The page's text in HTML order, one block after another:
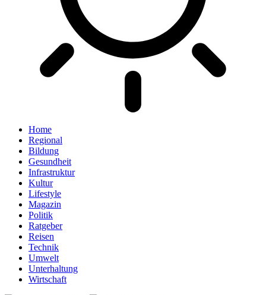
Home
Regional
Bildung
Gesundheit
Infrastruktur
Kultur
Lifestyle
Magazin
Politik
Ratgeber
Reisen
Technik
Umwelt
Unterhaltung
Wirtschaft